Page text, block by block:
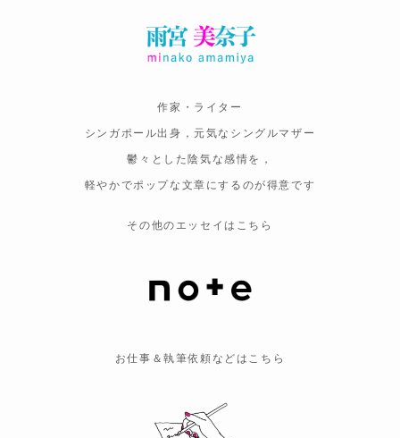
作家・ライター
シンガポール出身，元気なシングルマザー
鬱々とした陰気な感情を，
軽やかでポップな文章にするのが得意です
その他のエッセイはこちら
お仕事＆執筆依頼などはこちら